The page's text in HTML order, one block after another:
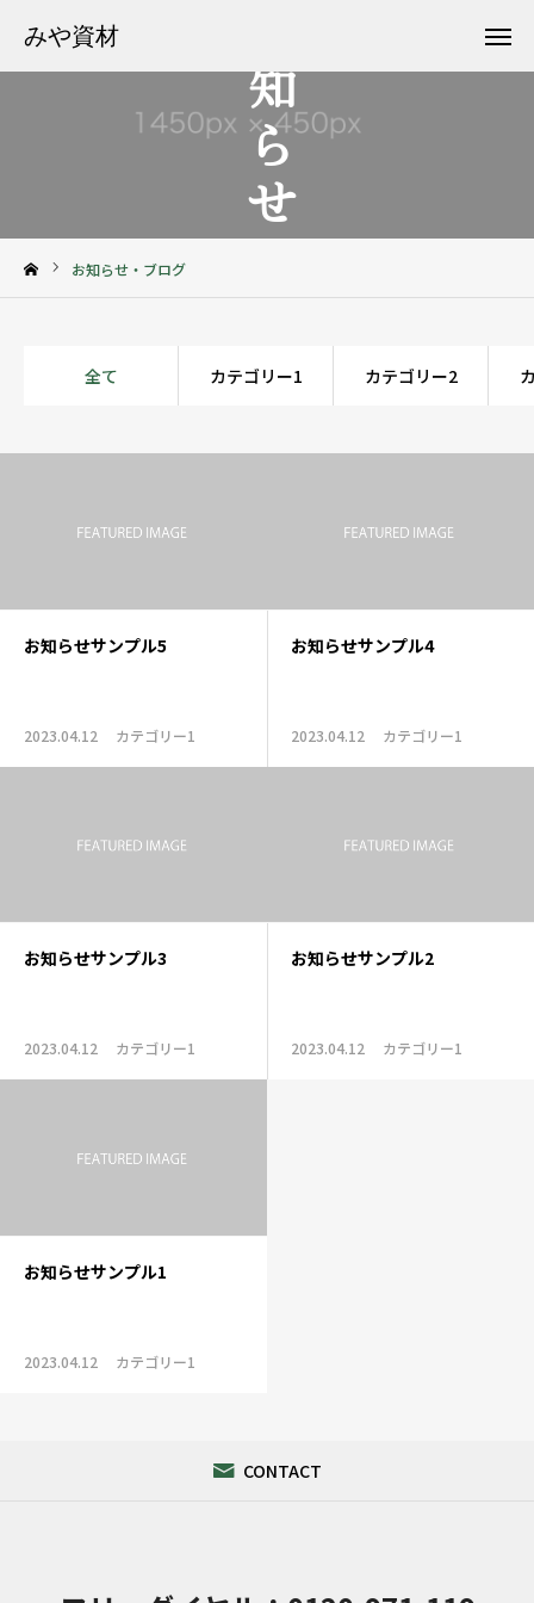
みや資材 お知らせ
お知らせ・ブログ
全て カテゴリー1 カテゴリー2
お知らせサンプル5
2023.04.12 カテゴリー1
お知らせサンプル4
2023.04.12 カテゴリー1
お知らせサンプル3
2023.04.12 カテゴリー1
お知らせサンプル2
2023.04.12 カテゴリー1
お知らせサンプル1
2023.04.12 カテゴリー1
CONTACT
みや資材
会社案内
フリーダイヤル 0120-971-119